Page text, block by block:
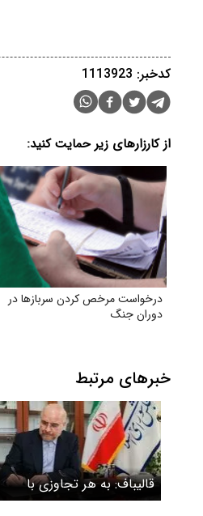
کدخبر: 1113923
از کارزارهای زیر حمایت کنید:
درخواست مرخص کردن سربازها در
دوران جنگ
خبرهای مرتبط
قالیباف: به هر تجاوزی با
قاطعیت و بی‌درنگ پاسخ